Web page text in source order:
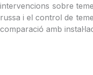
intervencions sobre
russa i el control de
comparació amb